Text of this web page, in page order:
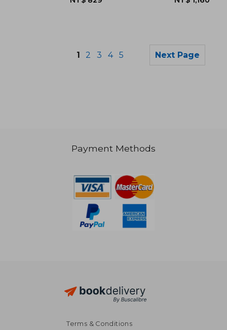
NT$ 1,246
1 2 3 4 5 Next Page
Payment Methods
Terms & Conditions